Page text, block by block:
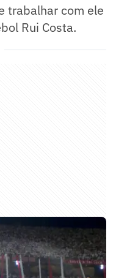
trabalhar com ele
Rui Costa.